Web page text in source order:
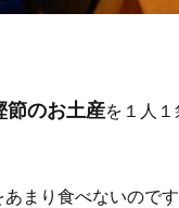
節のお土産を１人
まり食べないので